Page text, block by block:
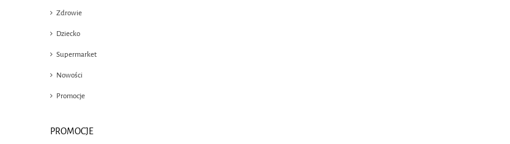
Zdrowie
Dziecko
Supermarket
Nowości
Promocje
PROMOCJE